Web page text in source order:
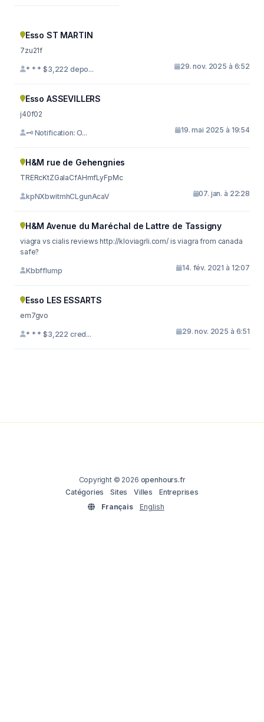
Esso ST MARTIN
7zu21f
* * * $3,222 depo... 29. nov. 2025 à 6:52
Esso ASSEVILLERS
j40f02
🗝 Notification: O... 19. mai 2025 à 19:54
H&M rue de Gehengnies
TRERcKtZGaIaCfAHmfLyFpMc
kpNXbwitmhCLgunAcaV 07. jan. à 22:28
H&M Avenue du Maréchal de Lattre de Tassigny
viagra vs cialis reviews http://kloviagrli.com/ is viagra from canada
safe?
Kbbfflump 14. fév. 2021 à 12:07
Esso LES ESSARTS
em7gvo
* * * $3,222 cred... 29. nov. 2025 à 6:51
Copyright © 2026 openhours.fr
Catégories
Sites Villes
Entreprises
Français
English